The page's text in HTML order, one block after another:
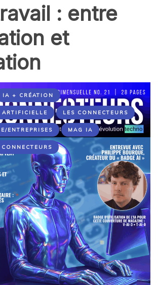
: entre
et
IA + CRÉATION
LES CONNECTEURS
ENTREPRISES MAG IA